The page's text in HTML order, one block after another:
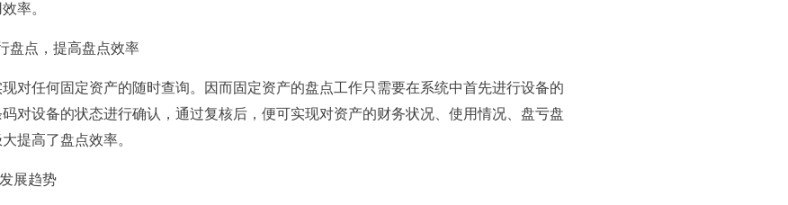
率。
盘点，提高盘点效率
对任何固定资产的随时查询。因而固定资产的盘点工作只需要在系统中首先进行设备的
对设备的状态进行确认，通过复核后，便可实现对资产的财务状况、使用情况、盘亏盘
提高了盘点效率。
展趋势